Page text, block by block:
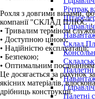
Річтрак
Склад
Палетні
Рохля з довгими вилами,
компанії "СКЛАД ПЛЮС",
• Тривалим терміном
• Доступною ціною;
• Надійністю експлуатації;
• Безпекою;
• Оптимальним поєднанням
Це досягається за рахунок
якісних матеріалів,
дрібниць конструкції.